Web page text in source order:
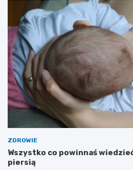
ZDROWIE
Wszystko co powinnaś
piersią